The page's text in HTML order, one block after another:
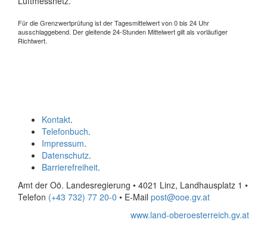
Für die Grenzwertprüfung ist der Tagesmittelwert von 0 bis 24 Uhr
ausschlaggebend. Der gleitende 24-Stunden Mittelwert gilt als vorläufiger
Richtwert.
Kontakt.
Telefonbuch.
Impressum.
Datenschutz.
Barrierefreiheit.
Amt der Oö. Landesregierung • 4021 Linz, Landhausplatz 1 •
Telefon (+43 732) 77 20-0 • E-Mail post@ooe.gv.at
www.land-oberoesterreich.gv.at